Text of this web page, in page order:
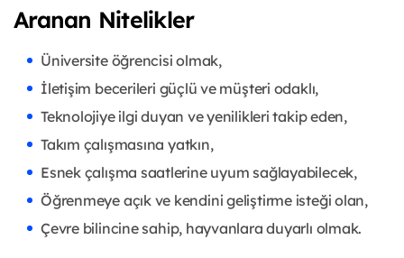
Aranan Nitelikler
Üniversite öğrencisi olmak,
İletişim becerileri güçlü ve müşteri odaklı,
Teknolojiye ilgi duyan ve yenilikleri takip eden,
Takım çalışmasına yatkın,
Esnek çalışma saatlerine uyum sağlayabilecek,
Öğrenmeye açık ve kendini geliştirme isteği olan,
Çevre bilincine sahip, hayvanlara duyarlı olmak.